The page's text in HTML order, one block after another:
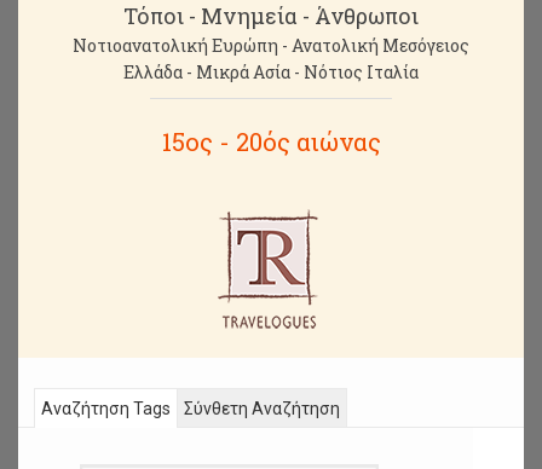
Τόποι - Μνημεία - Άνθρωποι
Νοτιοανατολική Ευρώπη - Ανατολική Μεσόγειος
Ελλάδα - Μικρά Ασία - Νότιος Ιταλία
15ος - 20ός αιώνας
Αναζήτηση Tags Σύνθετη Αναζήτηση